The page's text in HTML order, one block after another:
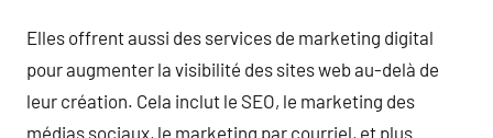
Elles offrent aussi des services de marketing digital
pour augmenter la visibilité des sites web au-delà de
leur création. Cela inclut le SEO, le marketing des
médias sociaux, le marketing par courriel, et plus